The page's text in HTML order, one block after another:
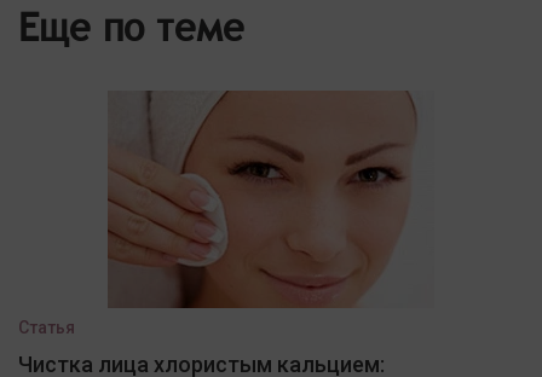
Еще по теме
Статья
Чистка лица хлористым кальцием: